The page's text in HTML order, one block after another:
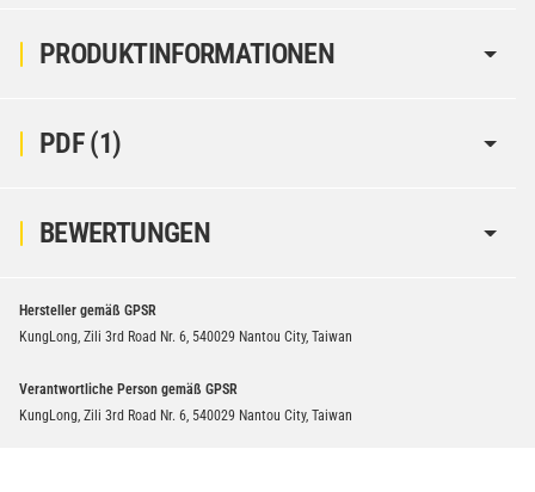
PRODUKTINFORMATIONEN
PDF (1)
BEWERTUNGEN
Hersteller gemäß GPSR
KungLong, Zili 3rd Road Nr. 6, 540029 Nantou City, Taiwan
Verantwortliche Person gemäß GPSR
KungLong, Zili 3rd Road Nr. 6, 540029 Nantou City, Taiwan